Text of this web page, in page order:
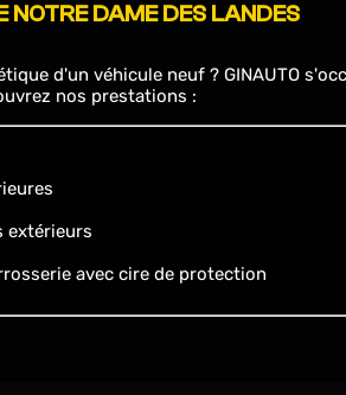
NOTRE DAME DES LANDES
d'un véhicule neuf ? GINAUTO
nos prestations :
extérieurs
avec cire de protection